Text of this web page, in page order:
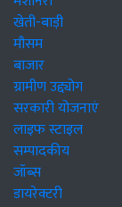
खेती-बाड़ी
मौसम
बाजार
ग्रामीण उद्द्योग
सरकारी योजनाएं
लाइफ स्टाइल
सम्पादकीय
जॉब्स
डायरेक्टरी